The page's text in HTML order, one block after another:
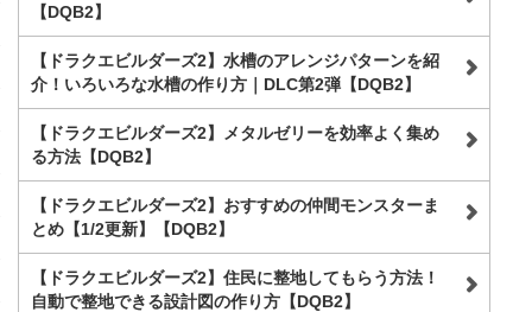
【DQB2】
【ドラクエビルダーズ2】水槽のアレンジパターンを紹
介！いろいろな水槽の作り方｜DLC第2弾【DQB2】
【ドラクエビルダーズ2】メタルゼリーを効率よく集め
る方法【DQB2】
【ドラクエビルダーズ2】おすすめの仲間モンスターま
とめ【1/2更新】【DQB2】
【ドラクエビルダーズ2】住民に整地してもらう方法！
自動で整地できる設計図の作り方【DQB2】